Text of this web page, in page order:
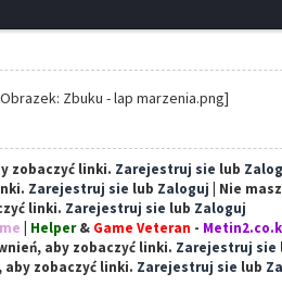
zobaczyć linki. Zarejestruj sie lub
Zarejestruj sie lub Zaloguj | Nie
linki. Zarejestruj sie lub Zaloguj
Helper& Game Veteran -
aby zobaczyć linki. Zarejestruj sie
aby zobaczyć linki. Zarejestruj sie lub